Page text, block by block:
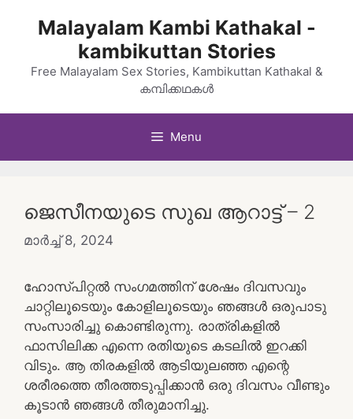
Malayalam Kambi Kathakal -
kambikuttan Stories
Free Malayalam Sex Stories, Kambikuttan Kathakal &
കമ്പിക്കഥകൾ
Menu
ജെസീനയുടെ സുഖ ആറാട്ട് – 2
മാർച്ച്‌ 8, 2024
ഹോസ്പിറ്റൽ സംഗമത്തിന് ശേഷം ദിവസവും
ചാറ്റിലൂടെയും കോളിലൂടെയും ഞങ്ങൾ ഒരുപാടു
സംസാരിച്ചു കൊണ്ടിരുന്നു. രാത്രികളിൽ
ഫാസിലിക്ക എന്നെ രതിയുടെ കടലിൽ ഇറക്കി
വിടും. ആ തിരകളിൽ ആടിയുലഞ്ഞ എന്റെ
ശരീരത്തെ തീരത്തടുപ്പിക്കാൻ ഒരു ദിവസം വീണ്ടും
കൂടാൻ ഞങ്ങൾ തീരുമാനിച്ചു.